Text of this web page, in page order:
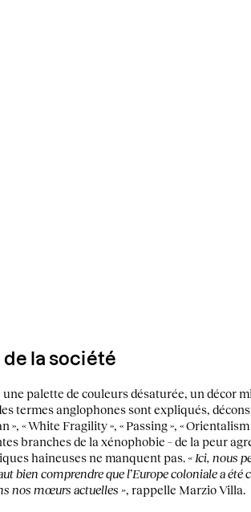
de la société
palette de couleurs désaturée, un décor
termes anglophones sont expliqués,
», « White Fragility », « Passing », «
branches de la xénophobie – de la peur
haineuses ne manquent pas.« Ici, nous
bien comprendre que l’Europe coloniale a été
nos mœurs actuelles », rappelle Marzio Villa.